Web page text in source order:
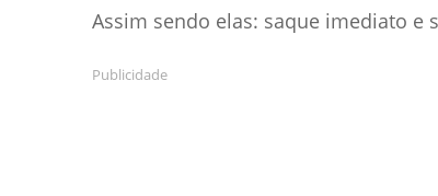
Assim sendo elas: saque imediato e
Publicidade